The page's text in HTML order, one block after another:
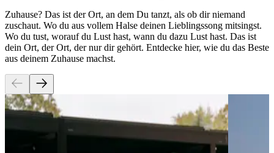
Zuhause? Das ist der Ort, an dem Du tanzt, als ob dir niemand
zuschaut. Wo du aus vollem Halse deinen Lieblingssong mitsingst.
Wo du tust, worauf du Lust hast, wann du dazu Lust hast. Das ist
dein Ort, der Ort, der nur dir gehört. Entdecke hier, wie du das Beste
aus deinem Zuhause machst.